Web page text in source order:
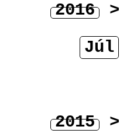
2016 >
Júl
2015 >